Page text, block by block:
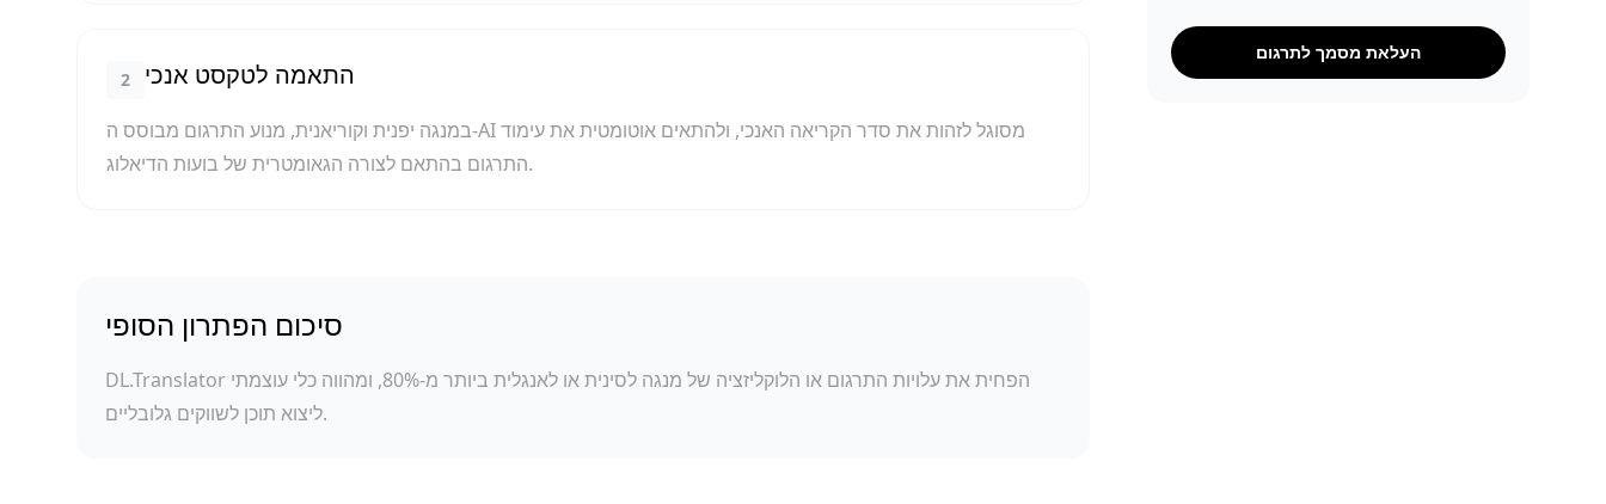
2 התאמה לטקסט אנכי
במנגה יפנית וקוריאנית, מנוע התרגום מבוסס ה-AI מסוגל לזהות את סדר הקריאה האנכי, ולהתאים אוטומטית את עימוד
התרגום בהתאם לצורה הגאומטרית של בועות הדיאלוג.
סיכום הפתרון הסופי
DL.Translator הפחית את עלויות התרגום או הלוקליזציה של מנגה לסינית או לאנגלית ביותר מ-80%, ומהווה כלי עוצמתי
ליצוא תוכן לשווקים גלובליים.
העלאת מסמך לתרגום